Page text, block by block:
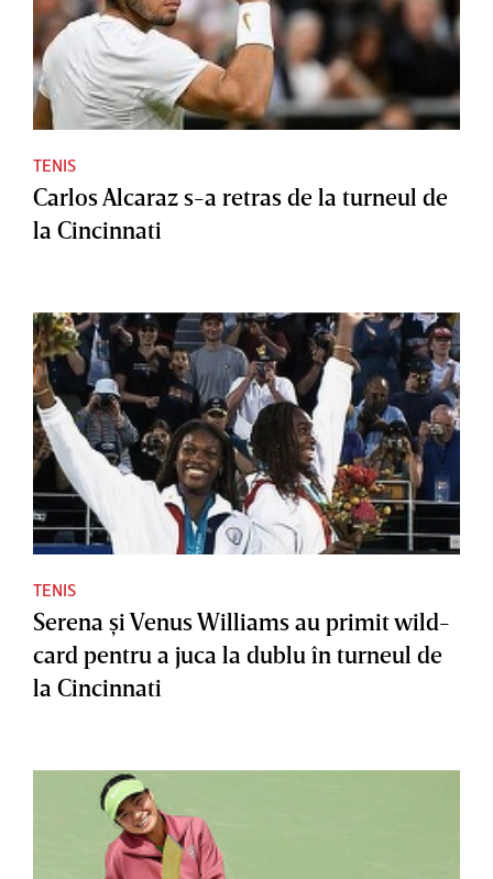
TENIS
Carlos Alcaraz s-a retras de la turneul de
la Cincinnati
TENIS
Serena şi Venus Williams au primit wild-
card pentru a juca la dublu în turneul de
la Cincinnati